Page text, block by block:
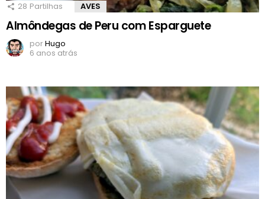
28 Partilhas AVES
Almôndegas de Peru com Esparguete
porHugo
6 anos atrás